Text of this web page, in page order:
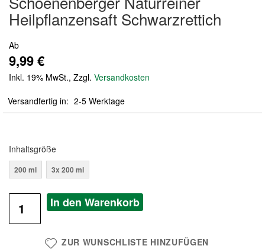
der
Bildergalerie
Heilpflanzensaft Schwarzrettich
Ab
9,99 €
Inkl. 19% MwSt., Zzgl. Versandkosten
Versandfertig in
2-5 Werktage
Inhaltsgröße
200 ml 3x 200 ml
In den Warenkorb
ZUR WUNSCHLISTE HINZUFÜGEN